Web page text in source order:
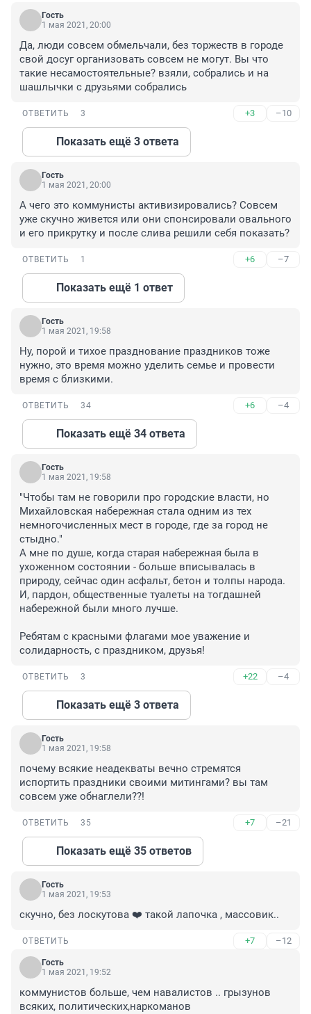
Гость
1 мая 2021, 20:00
Да, люди совсем обмельчали, без торжеств в городе
свой досуг организовать совсем не могут. Вы что
такие несамостоятельные? взяли, собрались и на
шашлычки с друзьями собрались
ОТВЕТИТЬ 3 +3 –10
Показать ещё 3 ответа
Гость
1 мая 2021, 20:00
А чего это коммунисты активизировались? Совсем
уже скучно живется или они спонсировали овального
и его прикрутку и после слива решили себя показать?
ОТВЕТИТЬ 1 +6 –7
Показать ещё 1 ответ
Гость
1 мая 2021, 19:58
Ну, порой и тихое празднование праздников тоже
нужно, это время можно уделить семье и провести
время с близкими.
ОТВЕТИТЬ 34 +6 –4
Показать ещё 34 ответа
Гость
1 мая 2021, 19:58
"Чтобы там не говорили про городские власти, но
Михайловская набережная стала одним из тех
немногочисленных мест в городе, где за город не
стыдно."
А мне по душе, когда старая набережная была в
ухоженном состоянии - больше вписывалась в
природу, сейчас один асфальт, бетон и толпы народа.
И, пардон, общественные туалеты на тогдашней
набережной были много лучше.
Ребятам с красными флагами мое уважение и
солидарность, с праздником, друзья!
ОТВЕТИТЬ 3 +22 –4
Показать ещё 3 ответа
Гость
1 мая 2021, 19:58
почему всякие неадекваты вечно стремятся
испортить праздники своими митингами? вы там
совсем уже обнаглели??!
ОТВЕТИТЬ 35 +7 –21
Показать ещё 35 ответов
Гость
1 мая 2021, 19:53
скучно, без лоскутова ❤️ такой лапочка , массовик..
ОТВЕТИТЬ +7 –12
Гость
1 мая 2021, 19:52
коммунистов больше, чем навалистов .. грызунов
всяких, политических,наркоманов